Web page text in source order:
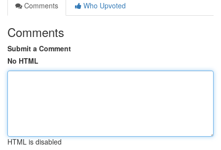
Comments
Who Upvoted
Comments
Submit a Comment
No HTML
HTML is disabled